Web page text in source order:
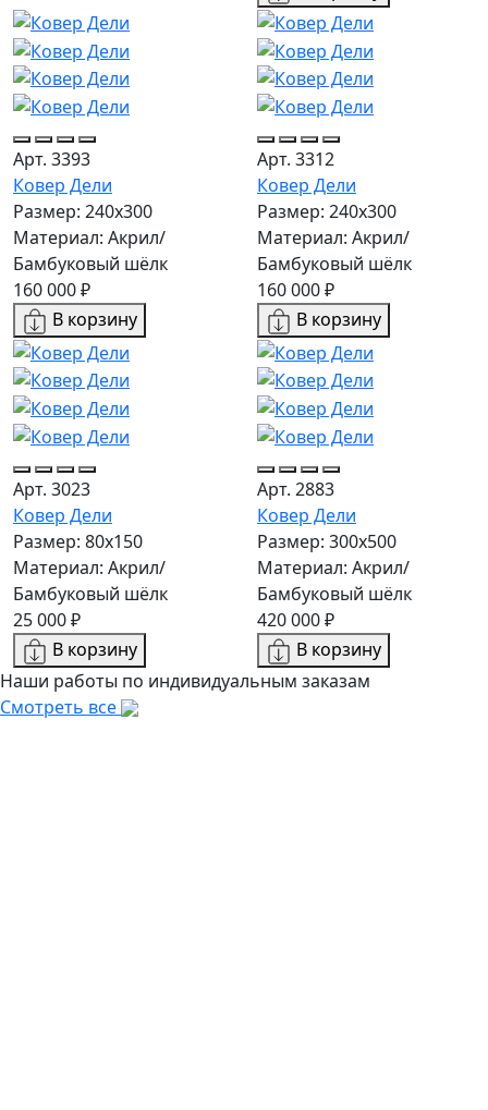
Арт. 3393
Ковер Дели
Размер: 240х300
Материал: Акрил/
Бамбуковый шёлк
160 000 ₽
В корзину
Арт. 3312
Ковер Дели
Размер: 240х300
Материал: Акрил/
Бамбуковый шёлк
160 000 ₽
В корзину
Арт. 3023
Ковер Дели
Размер: 80x150
Материал: Акрил/
Бамбуковый шёлк
25 000 ₽
В корзину
Арт. 2883
Ковер Дели
Размер: 300х500
Материал: Акрил/
Бамбуковый шёлк
420 000 ₽
В корзину
Наши работы по индивидуальным заказам
Смотреть все